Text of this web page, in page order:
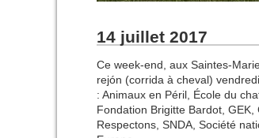
14 juillet 2017
Ce week-end, aux Saintes-
rejón (corrida à cheval)
: Animaux en Péril, École du
Fondation Brigitte Bardot,
Respectons, SNDA, Société